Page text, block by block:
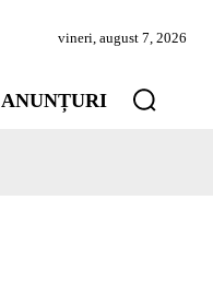
vineri, august 7, 2026
ANUNȚURI